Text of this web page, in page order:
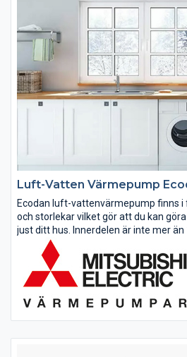
Luft-Vatten Värmepump
Ecodan luft-vattenvärmepump finns
och storlekar vilket gör att du kan
just ditt hus. Innerdelen är inte mer
trots detta utrustad med en